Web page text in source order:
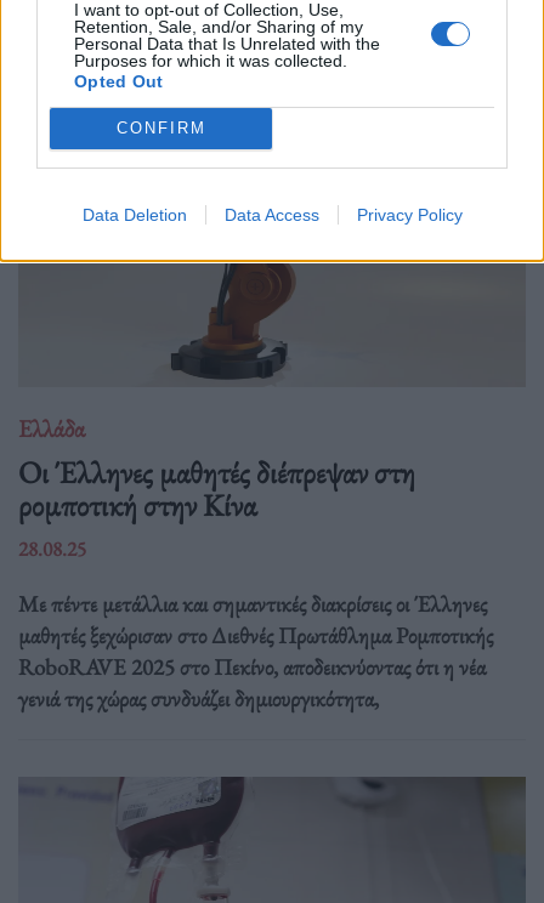
I want to opt-out of Collection, Use,
Retention, Sale, and/or Sharing of my
Personal Data that Is Unrelated with the
Purposes for which it was collected.
Opted Out
CONFIRM
Data Deletion Data Access Privacy Policy
σημερινή πανελλαδική κινητοποίηση, που μπλοκάρει
μεταφορές και υπηρεσίες. Στο επίκεντρο των
Ελλάδα
Οι Έλληνες μαθητές διέπρεψαν στη
ρομποτική στην Κίνα
28.08.25
Με πέντε μετάλλια και σημαντικές διακρίσεις οι Έλληνες
μαθητές ξεχώρισαν στο Διεθνές Πρωτάθλημα Ρομποτικής
RoboRAVE 2025 στο Πεκίνο, αποδεικνύοντας ότι η νέα
γενιά της χώρας συνδυάζει δημιουργικότητα,